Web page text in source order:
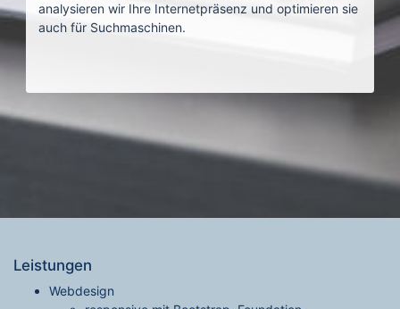
analysieren wir Ihre Internetpräsenz und optimieren sie
auch für Suchmaschinen.
Leistungen
Webdesign